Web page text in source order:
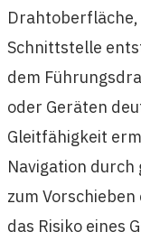
Schnittstelle
dem
oder Geräten
Gleitfähigkeit
Navigation
zum
das Risiko eines